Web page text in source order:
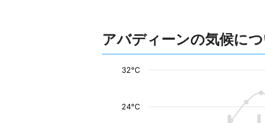
アバディーンの気候に
24°C
32°C